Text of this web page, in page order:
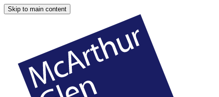
Skip to main content